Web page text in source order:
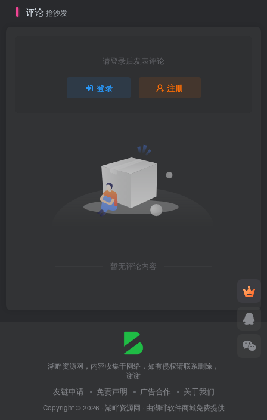
评论 抢沙发
请登录后发表评论
登录 注册
暂无评论内容
湖畔资源网，内容收集于网络，如有侵权请联系删除，
谢谢
友链申请 免责声明 广告合作 关于我们
Copyright © 2026 · 湖畔资源网 · 由湖畔软件商城免费提供